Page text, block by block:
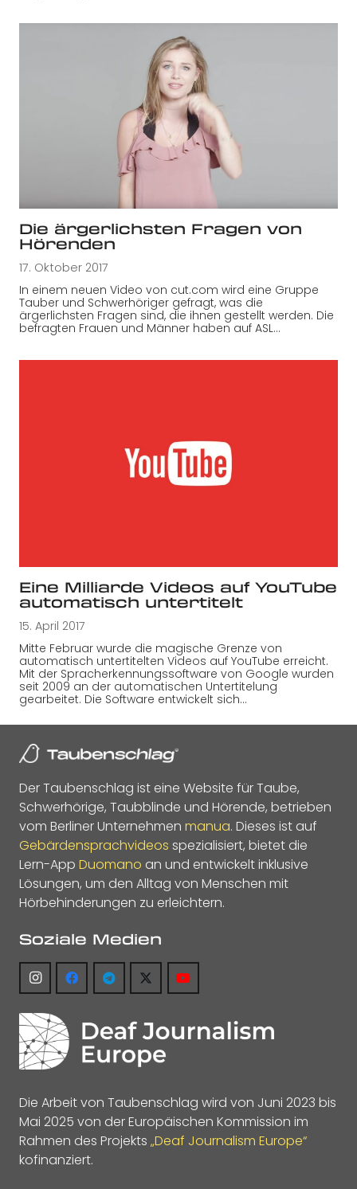
Die ärgerlichsten Fragen von
Hörenden
17. Oktober 2017
In einem neuen Video von cut.com wird eine Gruppe
Tauber und Schwerhöriger gefragt, was die
ärgerlichsten Fragen sind, die ihnen gestellt werden. Die
befragten Frauen und Männer haben auf ASL…
Eine Milliarde Videos auf YouTube
automatisch untertitelt
15. April 2017
Mitte Februar wurde die magische Grenze von
automatisch untertitelten Videos auf YouTube erreicht.
Mit der Spracherkennungssoftware von Google wurden
seit 2009 an der automatischen Untertitelung
gearbeitet. Die Software entwickelt sich…
Der Taubenschlag ist eine Website für Taube,
Schwerhörige, Taubblinde und Hörende, betrieben
vom Berliner Unternehmen manua. Dieses ist auf
Gebärdensprachvideos spezialisiert, bietet die
Lern-App Duomano an und entwickelt inklusive
Lösungen, um den Alltag von Menschen mit
Hörbehinderungen zu erleichtern.
Soziale Medien
Die Arbeit von Taubenschlag wird von Juni 2023 bis
Mai 2025 von der Europäischen Kommission im
Rahmen des Projekts „Deaf Journalism Europe“
kofinanziert.